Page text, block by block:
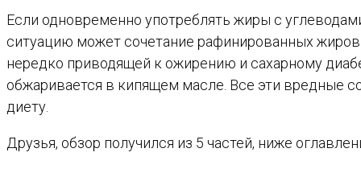
Если одновременно употреблять жиры с
ситуацию может сочетание рафинированных
нередко приводящей к ожирению и сахарному
обжаривается в кипящем масле. Все эти вредные
диету.
Друзья, обзор получился из 5 частей, ниже